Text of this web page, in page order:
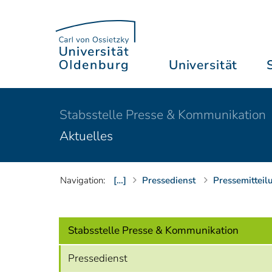
Universität
Stabsstelle Presse & Kommunikation
Aktuelles
Navigation: […] Pressedienst
Stabsstelle Presse & Kommunikation
Pressedienst